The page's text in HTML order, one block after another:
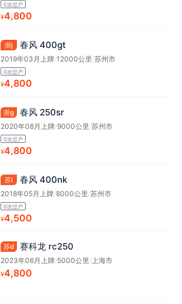
0次过户
¥4,800
浙j 春风 400gt
2019年03月上牌/12000公里 /苏州市
0次过户
¥4,800
浙g 春风 250sr
2020年08月上牌/9000公里 /苏州市
0次过户
¥4,800
苏l 春风 400nk
2018年05月上牌/8000公里 /苏州市
0次过户
¥4,500
苏d 赛科龙 rc250
2023年06月上牌/5000公里/上海市
¥4,800